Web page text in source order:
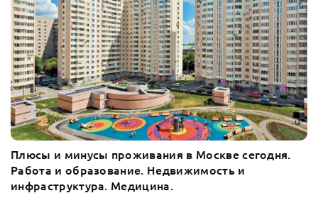
Плюсы и минусы проживания в Москве сегодня.
Работа и образование. Недвижимость и
инфраструктура. Медицина.